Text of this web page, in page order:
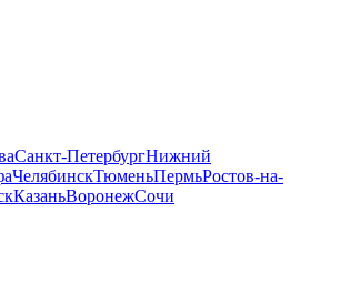
Санкт-ПетербургНижний
ЧелябинскТюменьПермьРостов-на-
КазаньВоронежСочи